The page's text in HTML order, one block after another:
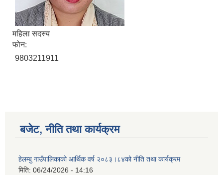
महिला सदस्य
फोन:
9803211911
बजेट, नीति तथा कार्यक्रम
हेलम्बु गाउँपालिकाको आर्थिक वर्ष २०८३।८४को नीति तथा कार्यक्रम
मिति: 06/24/2026 - 14:16